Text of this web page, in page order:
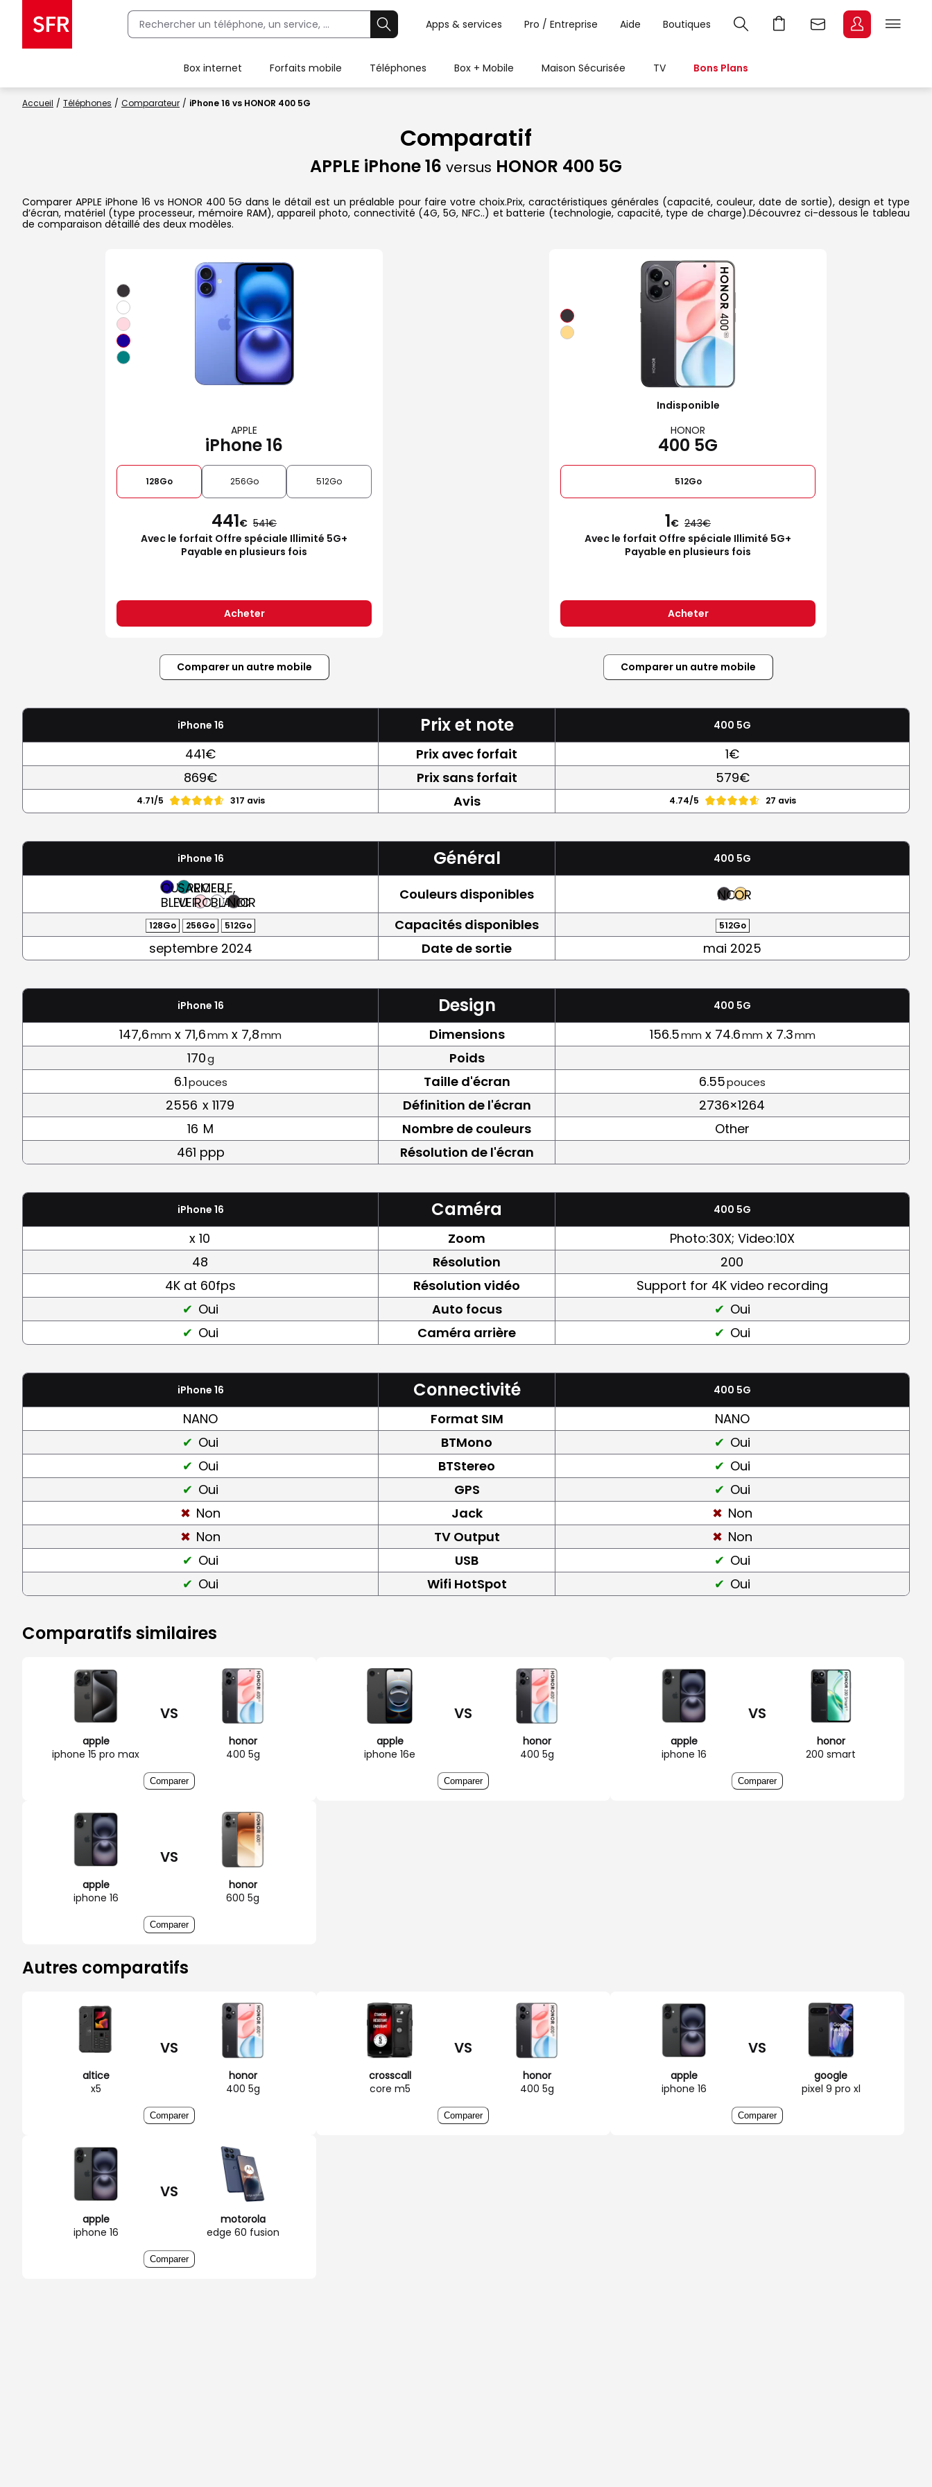
Apps & services Pro / Entreprise Aide Boutiques
Box internet Forfaits mobile Téléphones Box + Mobile Maison Sécurisée TV Bons Plans
Accueil Téléphones Comparateur iPhone 16 vs HONOR 400 5G
Comparatif
APPLE iPhone 16 versus HONOR 400 5G
Comparer APPLE iPhone 16 vs HONOR 400 5G dans le détail est un préalable pour faire votre choix.Prix, caractéristiques générales (capacité, couleur, date de sortie), design et type
d’écran, matériel (type processeur, mémoire RAM), appareil photo, connectivité (4G, 5G, NFC..) et batterie (technologie, capacité, type de charge).Découvrez ci-dessous le tableau
de comparaison détaillé des deux modèles.
APPLE
iPhone 16
128Go 256Go 512Go
441€ 541
Avec le forfait Offre spéciale Illimité 5G+
Payable en plusieurs fois
Acheter
Indisponible
HONOR
400 5G
512Go
1€ 243
Avec le forfait Offre spéciale Illimité 5G+
Payable en plusieurs fois
Acheter
Comparer un autre mobile Comparer un autre mobile
iPhone 16 Prix et note 400 5G
441€ Prix avec forfait
1€
869€
Prix sans forfait 579€
4.71/5 317 avis Avis 4.74/5 27 avis
iPhone 16 Général 400 5G
OUTREMER,
BLEU
SARCELLE,
VERTROSEBLANC
NOIR Couleurs disponibles NOIR
OR
128Go 256Go 512Go Capacités disponibles 512Go
septembre 2024 Date de sortie mai 2025
iPhone 16 Design 400 5G
147,6mm x 71,6mm x 7,8mm Dimensions 156.5mm x 74.6mm x 7.3mm
170g
Poids
6.1pouces Taille d'écran 6.55pouces
2556 x 1179 Définition de l'écran
2736×1264
16 M Nombre de couleurs
Other
461 ppp
Résolution de l'écran
iPhone 16 Caméra 400 5G
x 10 Zoom
Photo:30X; Video:10X
48
Résolution
200
4K at 60fps
Résolution vidéo
Support for 4K video recording
Oui
Auto focus
Oui
Oui
Caméra arrière Oui
iPhone 16 Connectivité 400 5G
NANO Format SIM
NANO
Oui
BTMono
Oui
Oui
BTStereo
Oui
Oui
GPS
Oui
Non
Jack
Non
Non
TV Output
Non
Oui
USB
Oui
Oui
Wifi HotSpot Oui
Comparatifs similaires
apple
iphone 15 pro max
VS
honor
400 5g
Comparer
apple
iphone 16e
VS
honor
400 5g
Comparer
apple
iphone 16
VS
honor
200 smart
Comparer
apple
iphone 16
VS
honor
600 5g
Comparer
Autres comparatifs
altice
x5
VS
honor
400 5g
Comparer
crosscall
core m5
VS
honor
400 5g
Comparer
apple
iphone 16
VS
google
pixel 9 pro xl
Comparer
apple
iphone 16
VS
motorola
edge 60 fusion
Comparer